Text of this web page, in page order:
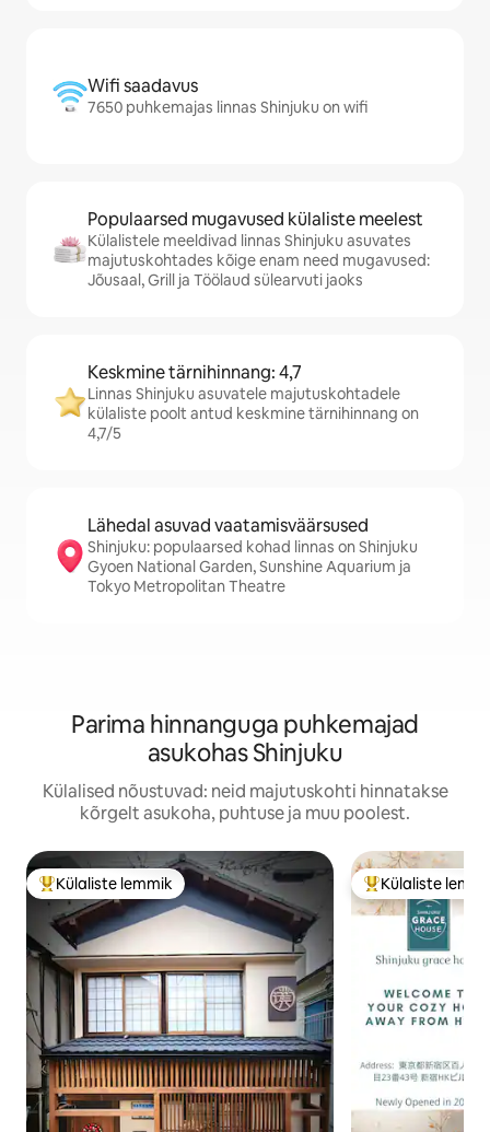
Wifi saadavus
7650 puhkemajas linnas Shinjuku on wifi
Populaarsed mugavused külaliste meelest
Külalistele meeldivad linnas Shinjuku asuvates
majutuskohtades kõige enam need mugavused:
Jõusaal, Grill ja Töölaud sülearvuti jaoks
Keskmine tärnihinnang: 4,7
Linnas Shinjuku asuvatele majutuskohtadele
külaliste poolt antud keskmine tärnihinnang on
4,7/5
Lähedal asuvad vaatamisväärsused
Shinjuku: populaarsed kohad linnas on Shinjuku
Gyoen National Garden, Sunshine Aquarium ja
Tokyo Metropolitan Theatre
Parima hinnanguga puhkemajad
asukohas Shinjuku
Külalised nõustuvad: neid majutuskohti hinnatakse
kõrgelt asukoha, puhtuse ja muu poolest.
Külaliste suur lemmik
Külaliste lemmik Külaliste suur
Külaliste